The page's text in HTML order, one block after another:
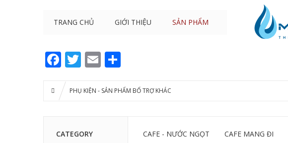
TRANG CHỦ GIỚI THIỆU SẢN PHẨM
Facebook
Twitter
Email
PHỤ KIỆN - SẢN PHẨM BỔ TRỢ KHÁC
CATEGORY CAFE - NƯỚC NGỌT CAFE MANG ĐI